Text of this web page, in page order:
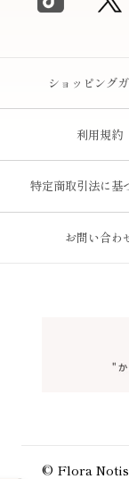
ショッピング
利用規約
特定商取引法に基
お問い合わ
© Flora